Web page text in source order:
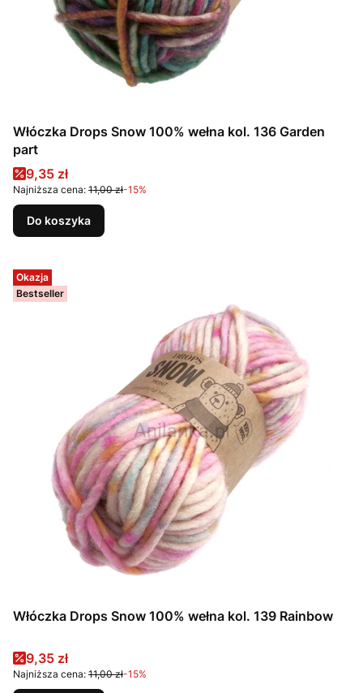
Włóczka Drops Snow 100% wełna kol. 136 Garden
part
Cena promocyjna
9,35 zł
Najniższa cena: 11,00 zł-15%
Do koszyka
Okazja
Bestseller
Włóczka Drops Snow 100% wełna kol. 139 Rainbow
Cena promocyjna
9,35 zł
Najniższa cena: 11,00 zł-15%